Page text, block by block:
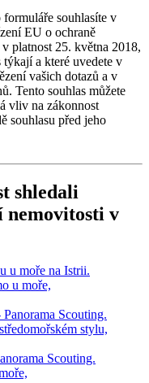
souhlasíte v
EU o ochraně
platnost 25. května 2018,
týkají a které uvedete v
vašich dotazů a v
Tento souhlas můžete
vliv na zákonnost
souhlasu před jeho
shledali
nemovitosti v
u moře,
stylu,